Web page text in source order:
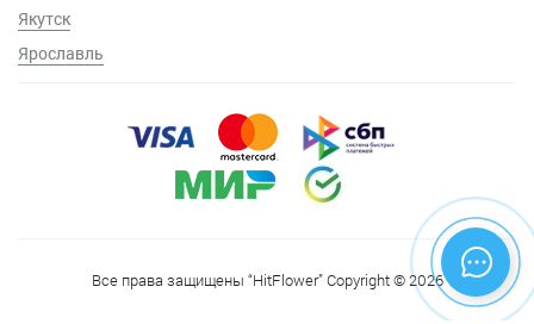
Якутск
Ярославль
Все права защищены “HitFlower” Copyright © 2026